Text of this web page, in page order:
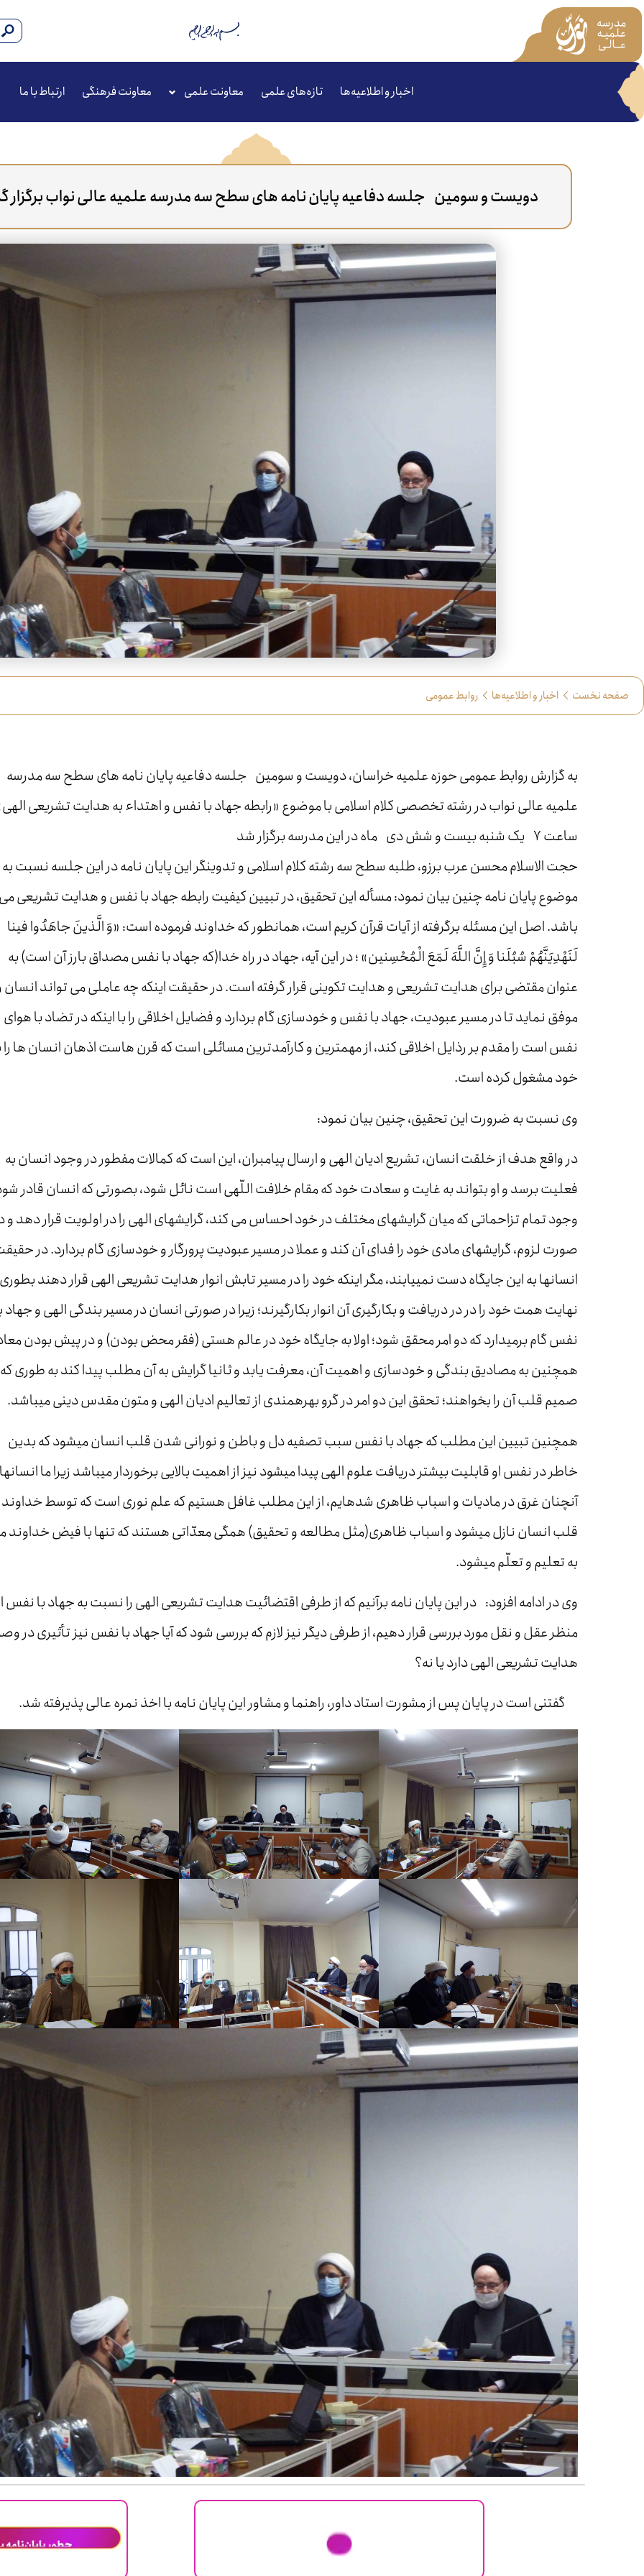
اخبار و اطلاعیه‌ها تازه‌های علمی معاونت علمی معاونت فرهنگی ارتباط با ما
دویست و سومین جلسه دفاعیه پایان نامه های سطح سه مدرسه علمیه عالی نواب برگزار
صفحه نخست اخبار و اطلاعیه‌ها روابط عمومی
به گزارش روابط عمومی حوزه علمیه خراسان، دویست و سومین جلسه دفاعیه پایان نامه های سطح سه مدرسه
علمیه عالی نواب در رشته تخصصی کلام اسلامی با موضوع «رابطه جهاد با نفس و اهتداء به هدایت تشریعی
ساعت ۷ یک شنبه بیست و شش دی ماه در این مدرسه برگزار شد
حجت الاسلام محسن عرب برزو، طلبه سطح سه رشته کلام اسلامی و تدوینگر این پایان نامه در این جلسه نسبت به
موضوع پایان نامه چنین بیان نمود: مسأله این تحقیق، در تبیین کیفیت رابطه جهاد با نفس و هدایت تشریعی
باشد. اصل این مسئله برگرفته از آیات قرآن کریم است، همانطور که خداوند فرموده است: «وَ الَّذينَ جاهَدُوا فينا
لَنَهْدِيَنَّهُمْ سُبُلَنا وَ إِنَّ اللَّهَ لَمَعَ الْمُحْسِنين‏» ؛ در این آیه، جهاد در راه خدا(که جهاد با نفس مصداق بارز آن است) به
عنوان مقتضی برای هدایت تشریعی و هدایت تکوینی قرار گرفته است. در حقیقت اینکه چه عاملی می تواند انسان
موفق نماید تا در مسیر عبودیت، جهاد با نفس و خودسازی گام بردارد و فضایل اخلاقی را با اینکه در تضاد با هوای
نفس است را مقدم بر رذایل اخلاقی کند، از مهمترین و کارآمدترین مسائلی است که قرن هاست اذهان انسان ها را
خود مشغول کرده است.
وی نسبت به ضرورت این تحقیق، چنین بیان نمود:
در واقع هدف از خلقت انسان، تشریع ادیان الهی و ارسال پیامبران، این است که کمالات مفطور در وجود انسان به
فعلیت برسد و او بتواند به غایت و سعادت خود که مقام خلافت اللّهی است نائل شود، بصورتی که انسان قادر
وجود تمام تزاحماتی که میان گرایش­های مختلف در خود احساس می کند، گرایش­های الهی را در اولویت قرار دهد و
صورت لزوم، گرایش­های مادی خود را فدای آن کند و عملا در مسیر عبودیت پرورگار و خودسازی گام بردارد. در
انسان­ها به این جایگاه دست نمی­یابند، مگر اینکه خود را در مسیر تابش انوار هدایت تشریعی الهی قرار دهند
نهایت همت خود را در در دریافت و بکارگیری آن انوار بکارگیرند؛ زیرا در صورتی انسان در مسیر بندگی الهی و جهاد
نفس گام برمی­دارد که دو امر محقق شود؛ اولا به جایگاه خود در عالم هستی (فقر محض بودن) و در پیش بودن
همچنین به مصادیق بندگی و خودسازی و اهمیت آن، معرفت یابد و ثانیا گرایش به آن مطلب پیدا کند به طوری که
صمیم قلب آن را بخواهند؛ تحقق این دو امر در گرو بهره­مندی از تعالیم ادیان الهی و متون مقدس دینی می­باشد.
همچنین تبیین این مطلب که جهاد با نفس سبب تصفیه دل و باطن و نورانی شدن قلب انسان می­شود که بدین
خاطر در نفس او قابلیت بیشتر دریافت علوم الهی پیدا می­شود نیز از اهمیت بالایی برخوردار می­باشد زیرا ما انسان­ها
آنچنان غرق در مادیات و اسباب ظاهری شده­ایم، از این مطلب غافل هستیم که علم نوری است که توسط خداوند
قلب انسان نازل می­شود و اسباب ظاهری(مثل مطالعه و تحقیق) همگی معدّاتی هستند که تنها با فیض خداوند
به تعلیم و تعلّم می­شود.
وی در ادامه افزود: در این پایان نامه برآنیم که از طرفی اقتضائیت هدایت تشریعی الهی را نسبت به جهاد با نفس
منظر عقل و نقل مورد بررسی قرار دهیم، از طرفی دیگر نیز لازم که بررسی شود که آیا جهاد با نفس نیز تأثیری در
هدایت تشریعی الهی دارد یا نه؟
گفتنی است در پایان پس از مشورت استاد داور، راهنما و مشاور این پایان نامه با اخذ نمره عالی پذیرفته شد.